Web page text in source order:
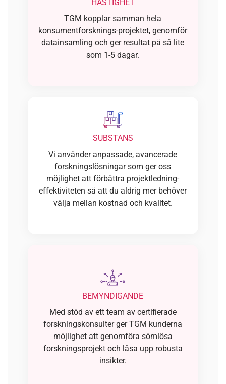
HASTIGHET
TGM kopplar samman hela
konsumentforsknings-projektet, genomför
datainsamling och ger resultat på så lite
som 1-5 dagar.
SUBSTANS
Vi använder anpassade, avancerade
forskningslösningar som ger oss
möjlighet att förbättra projektledning-
effektiviteten så att du aldrig mer behöver
välja mellan kostnad och kvalitet.
BEMYNDIGANDE
Med stöd av ett team av certifierade
forskningskonsulter ger TGM kunderna
möjlighet att genomföra sömlösa
forskningsprojekt och låsa upp robusta
insikter.